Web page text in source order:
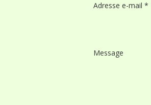
Adresse e-mail *
Message